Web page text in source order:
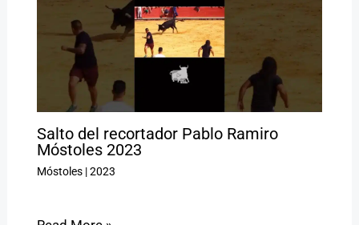
Salto del recortador Pablo Ramiro
Móstoles 2023
Móstoles|2023